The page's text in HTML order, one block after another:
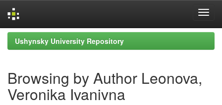
Skip
navigation
Ushynsky University Repository
Browsing by Author Leonova,
Veronika Ivanivna